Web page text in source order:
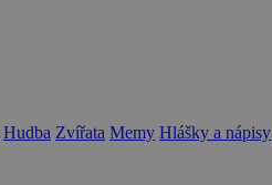
Hudba Zvířata Memy Hlášky a nápisy